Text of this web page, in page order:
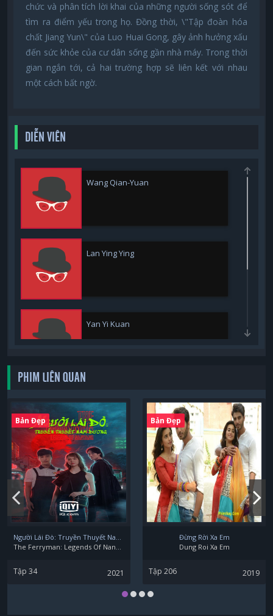
chức và phân tích lời khai của những người sống sót để
tìm ra điểm yếu trong họ. Đồng thời, \"Tập đoàn hóa
chất Jiang Yun\" của Luo Huai Gong, gây ảnh hưởng xấu
đến sức khỏe của cư dân sống gần nhà máy. Trong thời
gian ngắn tới, cả hai trường hợp sẽ liên kết với nhau
một cách bất ngờ.
DIỄN VIÊN
Wang Qian-Yuan
Lan Ying Ying
Yan Yi Kuan
PHIM LIÊN QUAN
Bản Đẹp
Người Lái Đò: Truyền Thuyết Nam Dương
The Ferryman: Legends Of Nanyang
Tập 34 2021
Bản Đẹp
Đừng Rời Xa Em
Dung Roi Xa Em
Tập 206 2019